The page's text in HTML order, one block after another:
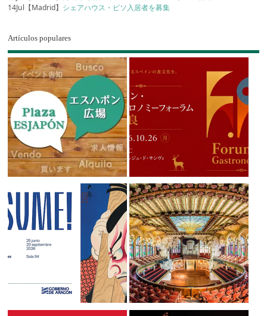
14Jul【Madrid】 シェアハウス・ピソ入居者を募集
Artículos populares